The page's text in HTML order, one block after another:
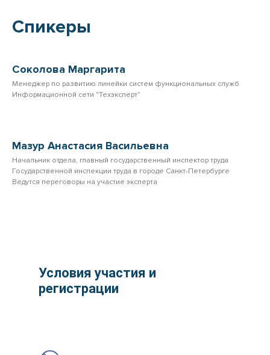
Спикеры
Соколова Маргарита
Менеджер по развитию линейки систем функциональных служб
Информационной сети "Техэксперт"
Мазур Анастасия Васильевна
Начальник отдела, главный государственный инспектор труда
Государственной инспекции труда в городе Санкт-Петербурге
Ведутся переговоры на участие эксперта
Условия участия и
регистрации